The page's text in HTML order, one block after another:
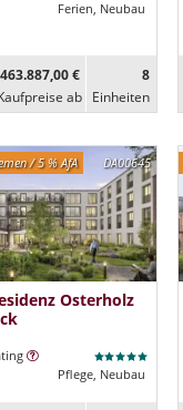
Ferien, Neubau
463.887,00 €
ab
8
Ein­heiten
DA00645
/ 5 % AfA
Osterholz
Pflege, Neubau